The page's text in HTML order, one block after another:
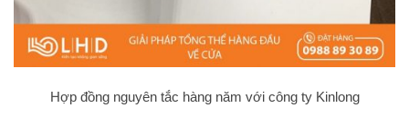
Hợp đồng nguyên tắc hàng năm với công ty Kinlong